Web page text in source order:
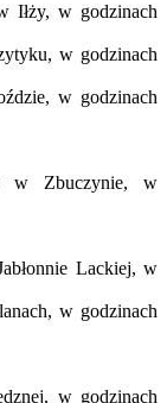
Iłży, w godzinach
w godzinach
w godzinach
w Zbuczynie, w
Lackiej, w
w godzinach
w godzinach